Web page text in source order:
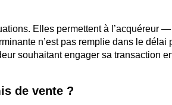
Elles permettent à l’acquéreur
n’est pas remplie dans le délai
souhaitant engager sa transaction
de vente ?